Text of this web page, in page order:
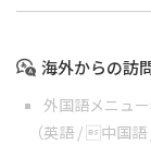
海外からの訪
外国語メニュ
（英語 /中国語